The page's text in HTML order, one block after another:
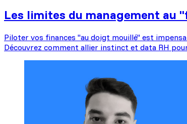
Les limites du management
Piloter vos finances "au doigt mouillé" est
Découvrez comment allier instinct et data RH